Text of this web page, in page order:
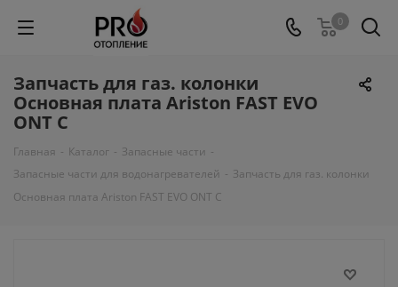
0
Запчасть для газ. колонки
Основная плата Ariston FAST EVO
ONT C
Главная - Каталог - Запасные части -
Запасные части для водонагревателей - Запчасть для газ. колонки
Основная плата Ariston FAST EVO ONT C